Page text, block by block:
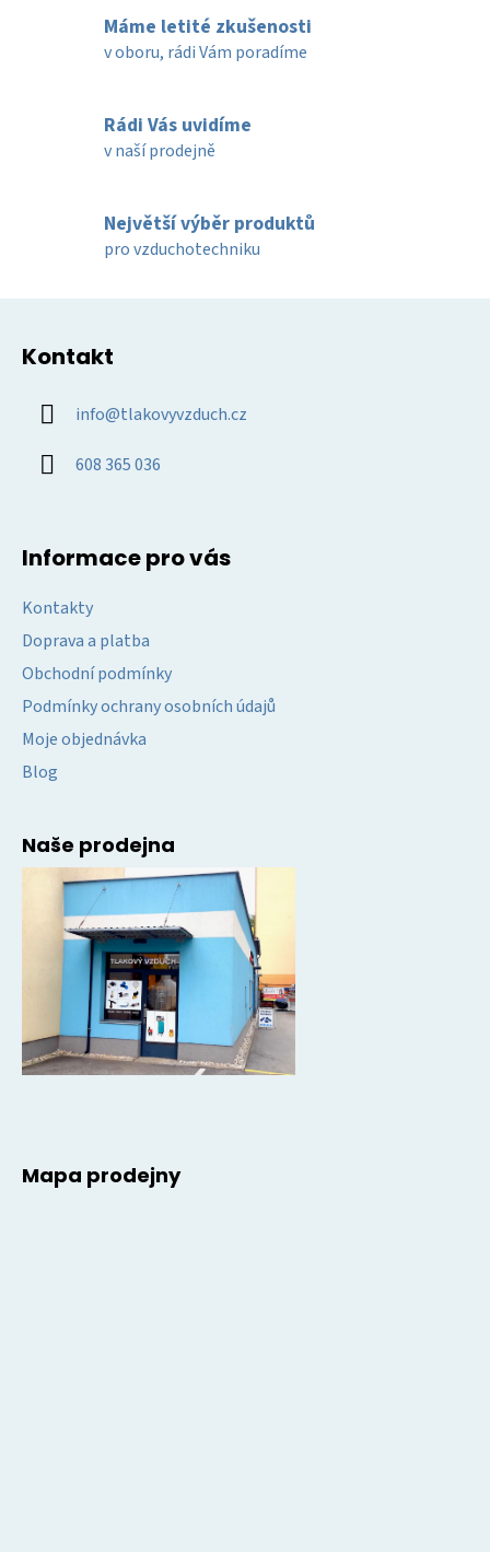
c
í
p
k
p
i
n
í
Máme letité zkušenosti
v oboru, rádi Vám poradíme
Rádi Vás uvidíme
v naší prodejně
Největší výběr produktů
pro vzduchotechniku
Kontakt
info@tlakovyvzduch.cz
608 365 036
Informace pro vás
Kontakty
Doprava a platba
Obchodní podmínky
Podmínky ochrany osobních údajů
Moje objednávka
Blog
Naše prodejna
Mapa prodejny